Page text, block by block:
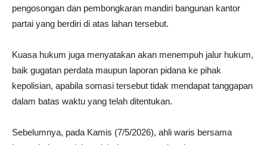
pengosongan dan pembongkaran mandiri bangunan kantor
partai yang berdiri di atas lahan tersebut.
Kuasa hukum juga menyatakan akan menempuh jalur hukum,
baik gugatan perdata maupun laporan pidana ke pihak
kepolisian, apabila somasi tersebut tidak mendapat tanggapan
dalam batas waktu yang telah ditentukan.
Sebelumnya, pada Kamis (7/5/2026), ahli waris bersama